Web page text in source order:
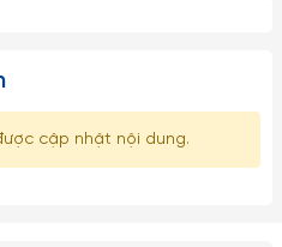
cập nhật nội dung.